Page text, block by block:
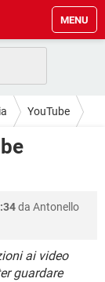
MENU
YouTube
da Antonello
ai video
guardare